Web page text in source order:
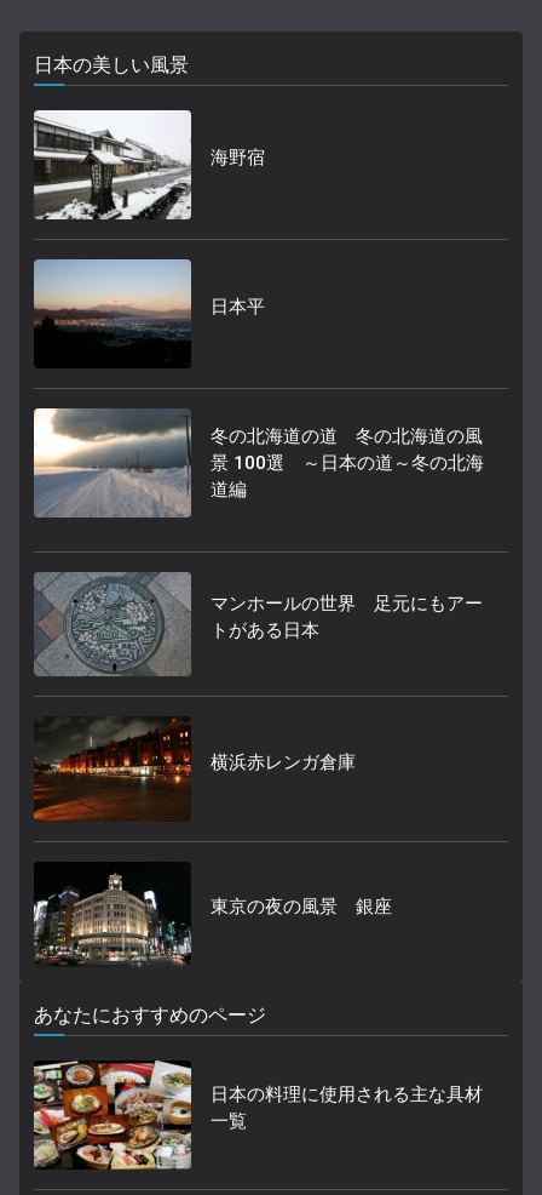
日本の美しい風景
海野宿
日本平
冬の北海道の道 冬の北海道の風
景 100選 ～日本の道～冬の北海
道編
マンホールの世界 足元にもアー
トがある日本
横浜赤レンガ倉庫
東京の夜の風景 銀座
あなたにおすすめのページ
日本の料理に使用される主な具材
一覧